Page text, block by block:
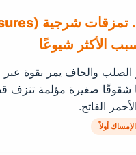
الأكثر شيوعًا
الصلب والجاف يمر بقوة
شقوقًا صغيرة مؤلمة تنزف
الفاتح.
أولاً